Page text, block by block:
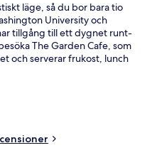
läge, så du bor bara tio
University och
tillgång till ett dygnet runt-
The Garden Cafe, som
och serverar frukost, lunch
och den hjälpsamma
resenärer. Boendet ligger
Till Foggy Bottom Station